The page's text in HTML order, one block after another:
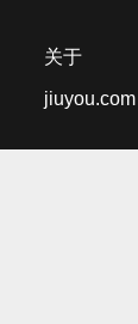
关于
jiuyou.com